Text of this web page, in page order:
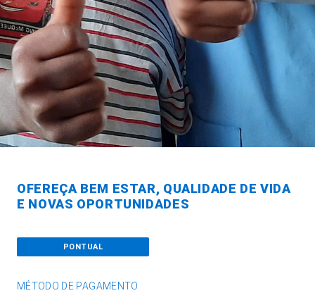
OFEREÇA BEM ESTAR, QUALIDADE DE VIDA
E NOVAS OPORTUNIDADES
PONTUAL
MÉTODO DE PAGAMENTO